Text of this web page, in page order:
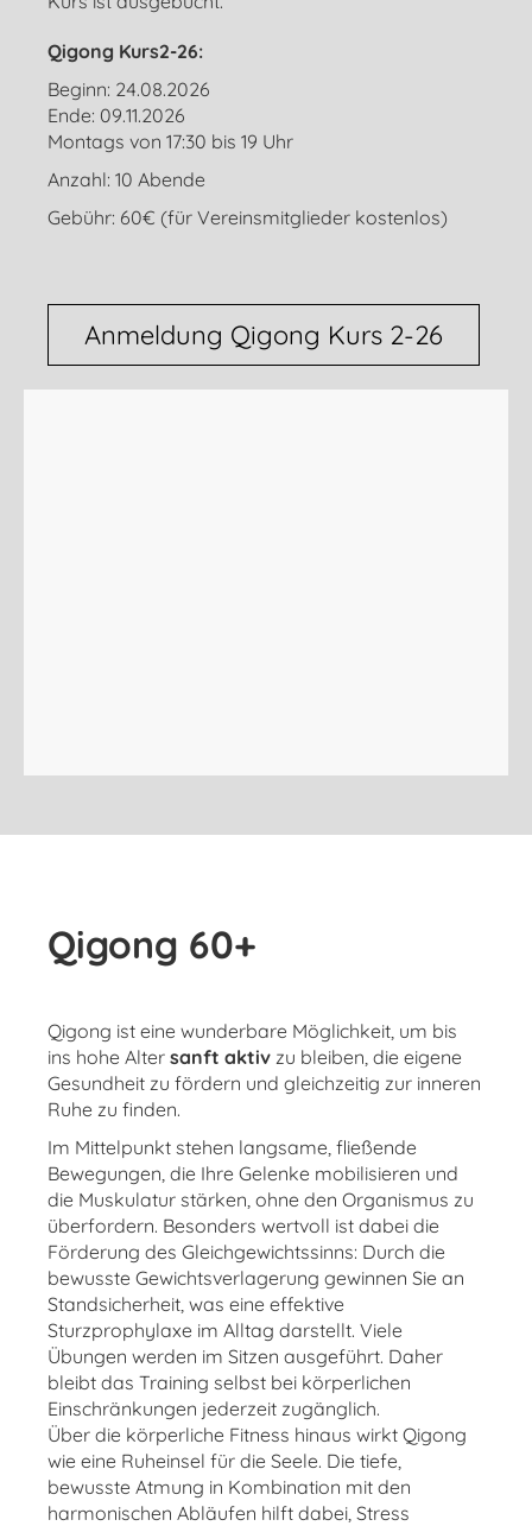
Qigong Kurs2-26:
Beginn: 24.08.2026
Ende: 09.11.2026
Montags von 17:30 bis 19 Uhr
Anzahl: 10 Abende
Gebühr: 60€ (für Vereinsmitglieder kostenlos)
Anmeldung Qigong Kurs 2-26
Qigong 60+
Qigong ist eine wunderbare Möglichkeit, um bis
ins hohe Alter sanft aktiv zu bleiben, die eigene
Gesundheit zu fördern und gleichzeitig zur inneren
Ruhe zu finden.
Im Mittelpunkt stehen langsame, fließende
Bewegungen, die Ihre Gelenke mobilisieren und
die Muskulatur stärken, ohne den Organismus zu
überfordern. Besonders wertvoll ist dabei die
Förderung des Gleichgewichtssinns: Durch die
bewusste Gewichtsverlagerung gewinnen Sie an
Standsicherheit, was eine effektive
Sturzprophylaxe im Alltag darstellt. Viele
Übungen werden im Sitzen ausgeführt. Daher
bleibt das Training selbst bei körperlichen
Einschränkungen jederzeit zugänglich.
Über die körperliche Fitness hinaus wirkt Qigong
wie eine Ruheinsel für die Seele. Die tiefe,
bewusste Atmung in Kombination mit den
harmonischen Abläufen hilft dabei, Stress